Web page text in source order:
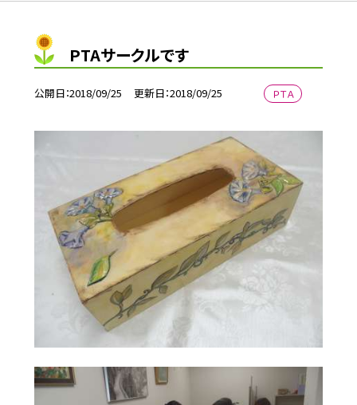
PTAサークルです
公開日 2018/09/25 更新日 2018/09/25 ＰＴＡ